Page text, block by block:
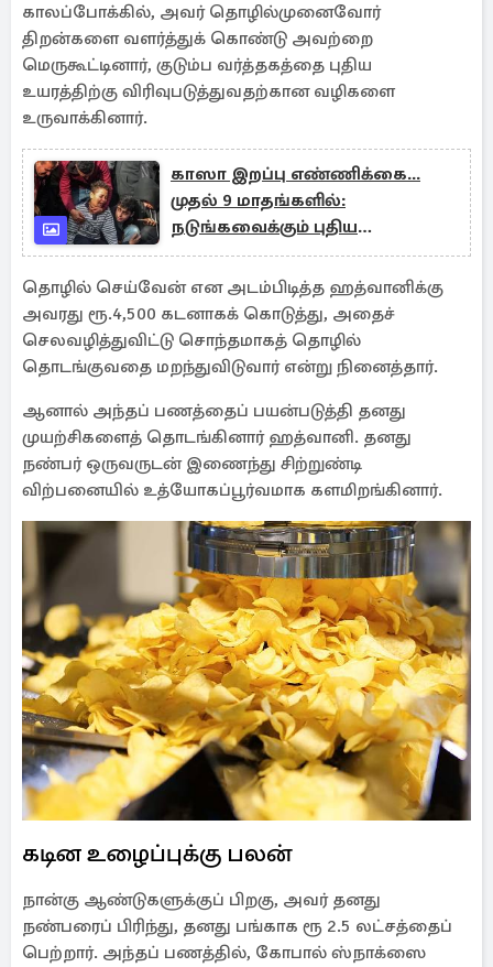
காலப்போக்கில், அவர் தொழில்முனைவோர்
திறன்களை வளர்த்துக் கொண்டு அவற்றை
மெருகூட்டினார், குடும்ப வர்த்தகத்தை புதிய
உயரத்திற்கு விரிவுபடுத்துவதற்கான வழிகளை
உருவாக்கினார்.
காஸா இறப்பு எண்ணிக்கை...
முதல் 9 மாதங்களில்:
நடுங்கவைக்கும் புதிய
ஆய்வறிக்கை
தொழில் செய்வேன் என அடம்பிடித்த ஹத்வானிக்கு
அவரது ரூ.4,500 கடனாகக் கொடுத்து, அதைச்
செலவழித்துவிட்டு சொந்தமாகத் தொழில்
தொடங்குவதை மறந்துவிடுவார் என்று நினைத்தார்.
ஆனால் அந்தப் பணத்தைப் பயன்படுத்தி தனது
முயற்சிகளைத் தொடங்கினார் ஹத்வானி. தனது
நண்பர் ஒருவருடன் இணைந்து சிற்றுண்டி
விற்பனையில் உத்யோகப்பூர்வமாக களமிறங்கினார்.
கடின உழைப்புக்கு பலன்
நான்கு ஆண்டுகளுக்குப் பிறகு, அவர் தனது
நண்பரைப் பிரிந்து, தனது பங்காக ரூ 2.5 லட்சத்தைப்
பெற்றார். அந்தப் பணத்தில், கோபால் ஸ்நாக்ஸை